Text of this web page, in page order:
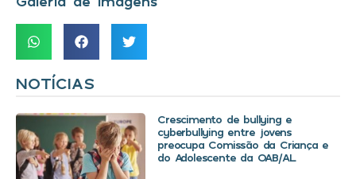
NOTÍCIAS
Crescimento de bullying e
cyberbullying entre jovens
preocupa Comissão da Criança e
do Adolescente da OAB/AL